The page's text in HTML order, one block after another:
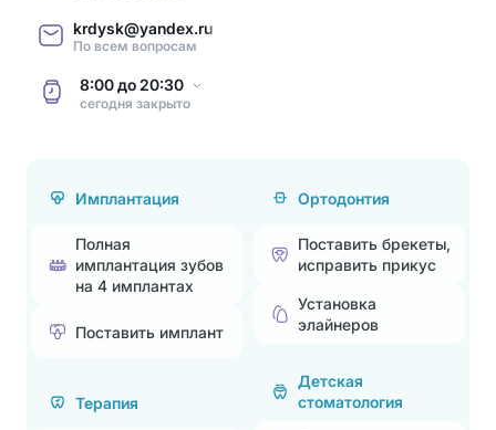
krdysk@yandex.ru
По всем вопросам
8:00до20:30
сегоднязакрыто
Имплантация
Полная
имплантация зубов
на 4 имплантах
Поставить имплант
Терапия
Ортодонтия
Поставить брекеты,
исправить прикус
Установка
элайнеров
Детская
стоматология